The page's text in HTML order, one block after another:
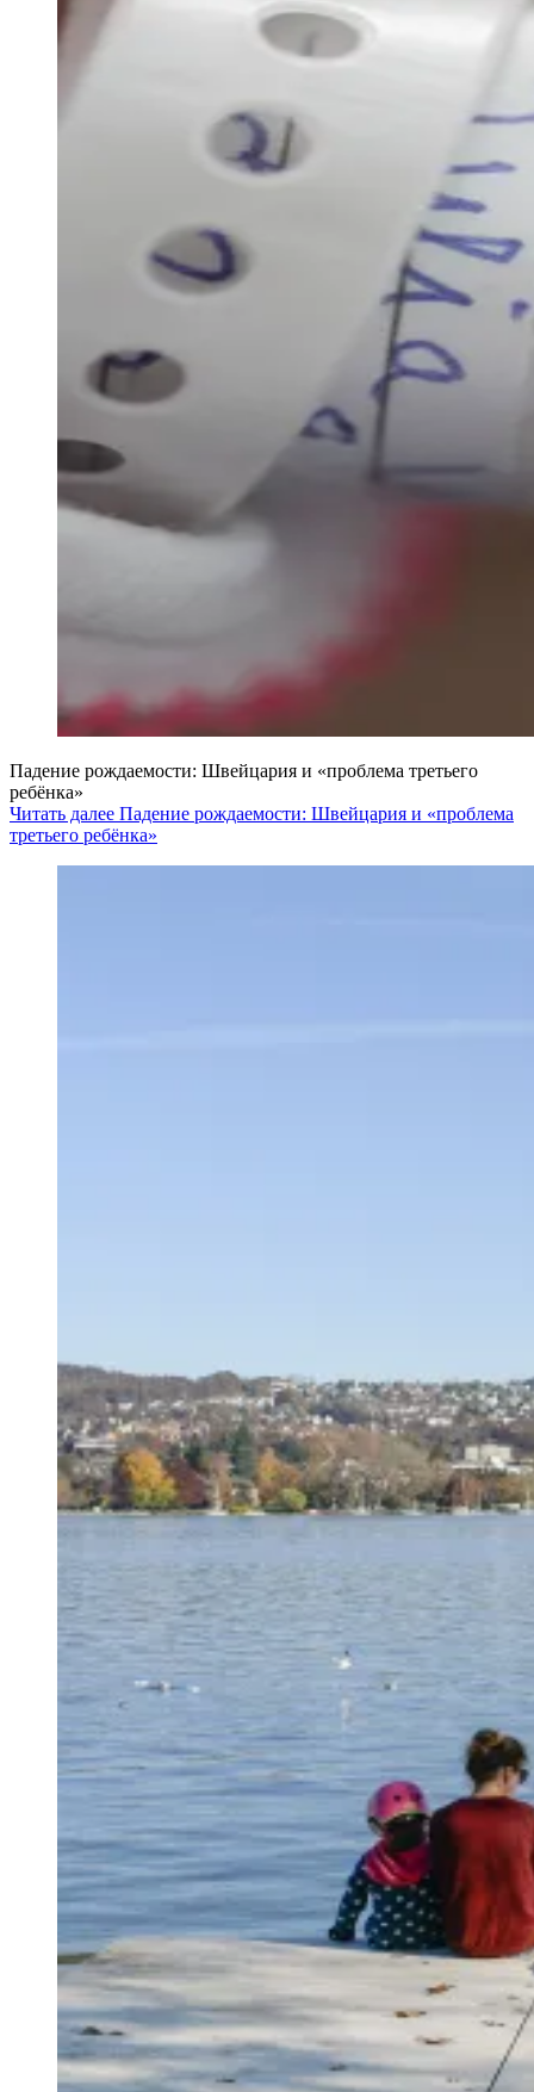
Падение рождаемости: Швейцария и «проблема третьего
ребёнка»
Читать далее Падение рождаемости: Швейцария и «проблема
третьего ребёнка»